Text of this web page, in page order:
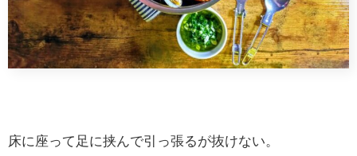
床に座って足に挟んで引っ張るが抜けない。